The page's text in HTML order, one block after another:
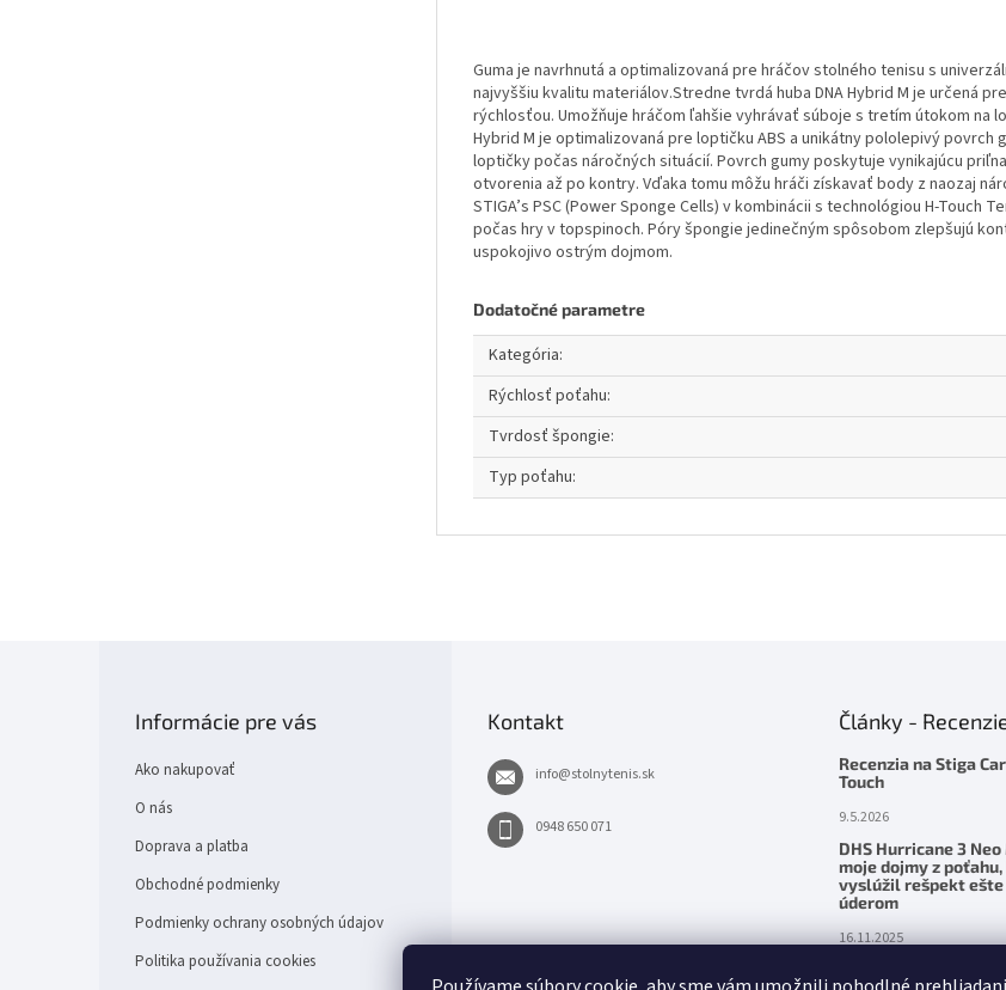
Guma je navrhnutá a optimalizovaná pre hráčov stolného tenisu s
najvyššiu kvalitu materiálov.Stredne tvrdá huba DNA Hybrid M je určená
rýchlosťou. Umožňuje hráčom ľahšie vyhrávať súboje s tretím útokom na
Hybrid M je optimalizovaná pre loptičku ABS a unikátny pololepivý
loptičky počas náročných situácií. Povrch gumy poskytuje vynikajúcu
otvorenia až po kontry. Vďaka tomu môžu hráči získavať body z naozaj
STIGA’s PSC (Power Sponge Cells) v kombinácii s technológiou H-
počas hry v topspinoch. Póry špongie jedinečným spôsobom zlepšujú
uspokojivo ostrým dojmom.
Dodatočné parametre
Kategória:
Rýchlosť poťahu:
Tvrdosť špongie:
Typ poťahu:
Informácie pre vás
Ako nakupovať
O nás
Doprava a platba
Obchodné podmienky
Podmienky ochrany osobných údajov
Politika používania cookies
Kontakt
info@stolnytenis.sk
0948 650 071
Články -
Recenzia na Stiga
Touch
9.5.2026
DHS Hurricane 3 Neo
moje dojmy z
vyslúžil rešpekt
úderom
16.11.2025
Palatinus Handmade